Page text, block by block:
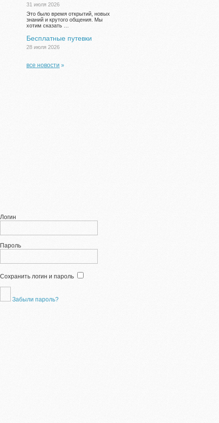
31 июля 2026
Это было время открытий, новых
знаний и крутого общения. Мы
хотим сказать …
Бесплатные путевки
28 июля 2026
все новости »
Логин
Пароль
Сохранить логин и пароль
Забыли пароль?